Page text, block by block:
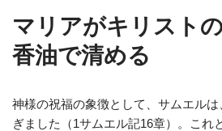
マリアがキリスト
香油で清める
神様の祝福の象徴として、サムエル
ぎました（1サムエル記16章）。これ